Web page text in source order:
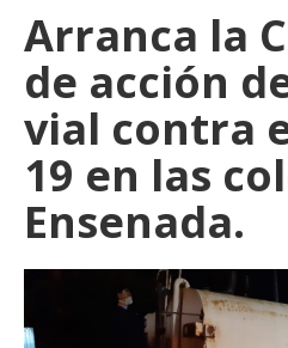
Arranca la
de acción
vial contra
19 en las
Ensenada.